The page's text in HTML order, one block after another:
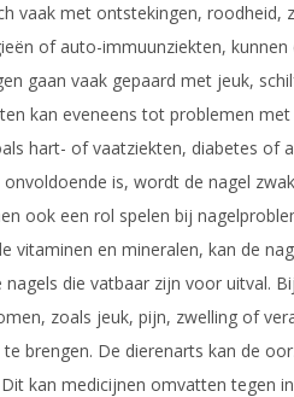
vaak met ontstekingen, roodheid,
of auto-immuunziekten,
gaan vaak gepaard met jeuk,
kan eveneens tot problemen
hart- of vaatziekten, diabetes of
is, wordt de nagel
ook een rol spelen bij
vitaminen en mineralen, kan de
die vatbaar zijn voor uitval.
zoals jeuk, pijn, zwelling of
brengen. De dierenarts kan de
kan medicijnen omvatten tegen